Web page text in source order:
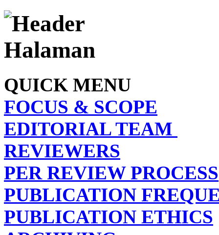
QUICK MENU
FOCUS & SCOPE
EDITORIAL TEAM
REVIEWERS
PER REVIEW PROCESS
PUBLICATION
PUBLICATION ETHICS